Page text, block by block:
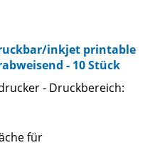
inkjet printable
- 10 Stück
- Druckbereich:
für